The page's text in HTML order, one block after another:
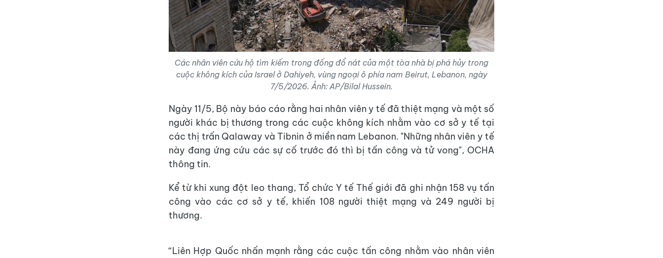
Các nhân viên cứu hộ tìm kiếm trong đống đổ nát của một tòa nhà bị phá hủy trong
cuộc không kích của Israel ở Dahiyeh, vùng ngoại ô phía nam Beirut, Lebanon, ngày
7/5/2026. Ảnh: AP/Bilal Hussein.
Ngày 11/5, Bộ này báo cáo rằng hai nhân viên y tế đã thiệt mạng và một số
người khác bị thương trong các cuộc không kích nhằm vào cơ sở y tế tại
các thị trấn Qalaway và Tibnin ở miền nam Lebanon. "Những nhân viên y tế
này đang ứng cứu các sự cố trước đó thì bị tấn công và tử vong", OCHA
thông tin.
Kể từ khi xung đột leo thang, Tổ chức Y tế Thế giới đã ghi nhận 158 vụ tấn
công vào các cơ sở y tế, khiến 108 người thiệt mạng và 249 người bị
thương.
“Liên Hợp Quốc nhấn mạnh rằng các cuộc tấn công nhằm vào nhân viên